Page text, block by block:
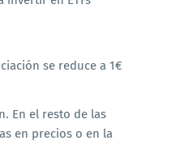
se reduce a 1€
En el resto de las
en precios o en la